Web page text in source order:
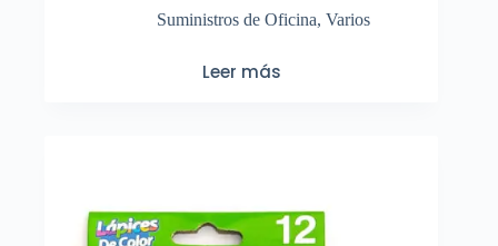
Suministros de Oficina,Varios
Leer más